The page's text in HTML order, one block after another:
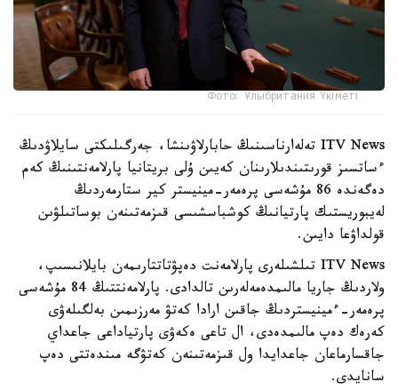
Фото: Ұлыбритания Үкіметі
ITV News تەلەارناسىنىڭ حابارلاۋىنشا، جەرگىلىكتى سايلاۋدىڭ
ءساتسىز قورىتىندىلارىنان كەيىن ۇلى بريتانيا پارلامەنتىنىڭ كەم
دەگەندە 86 مۇشەسى پرەمەر-مينيستر كير ستارمەردىڭ
لەيبوريستىك پارتيانىڭ كوشباسشىسى قىزمەتىنەن بوساتىلۋىن
قولداۋعا دايىن.
ITV News تىلشىلەرى پارلامەنت دەپۋتاتتارىمەن بايلانىسىپ،
ولاردىڭ جاريا مالىمدەمەلەرىن تالدادى. پارلامەنتتىڭ 84 مۇشەسى
پرەمەر-ءمينيستردىڭ جاقىن ارادا كەتۋ مەرزىمىن بەلگىلەۋى
كەرەك دەپ مالىمدەدى، ال تاعى ەكەۋى پارتياداعى جاعداي
جاقسارماعان جاعدايدا ول قىزمەتىنەن كەتۋگە مىندەتتى دەپ
سانايدى.